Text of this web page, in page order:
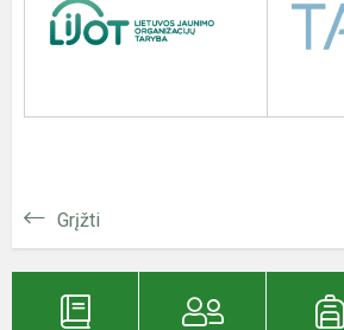
Grįžti